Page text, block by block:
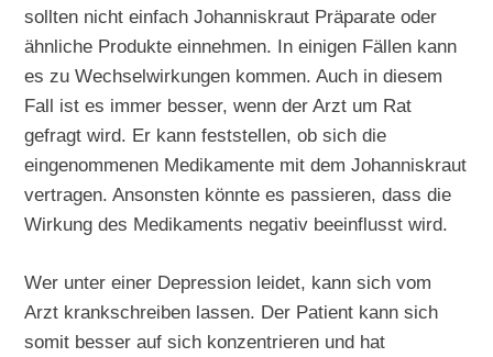
sollten nicht einfach Johanniskraut Präparate oder
ähnliche Produkte einnehmen. In einigen Fällen kann
es zu Wechselwirkungen kommen. Auch in diesem
Fall ist es immer besser, wenn der Arzt um Rat
gefragt wird. Er kann feststellen, ob sich die
eingenommenen Medikamente mit dem Johanniskraut
vertragen. Ansonsten könnte es passieren, dass die
Wirkung des Medikaments negativ beeinflusst wird.
Wer unter einer Depression leidet, kann sich vom
Arzt krankschreiben lassen. Der Patient kann sich
somit besser auf sich konzentrieren und hat